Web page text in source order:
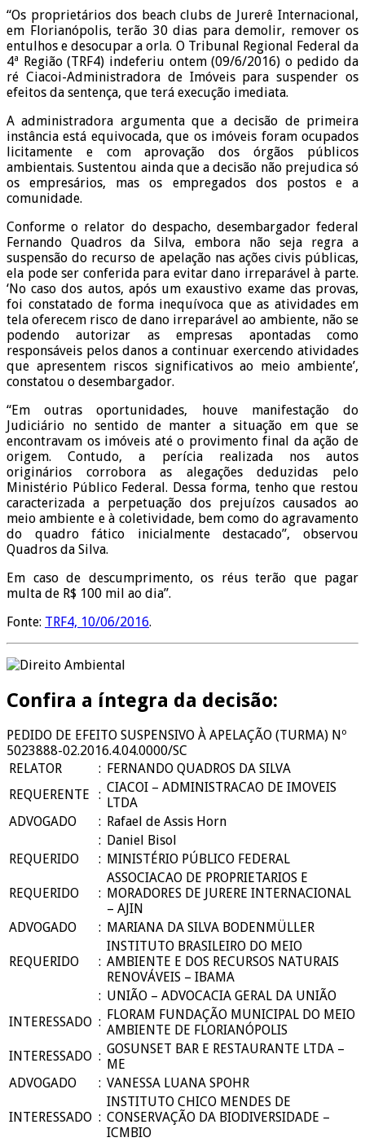
“Os proprietários dos beach clubs de Jurerê Internacional,
em Florianópolis, terão 30 dias para demolir, remover os
entulhos e desocupar a orla. O Tribunal Regional Federal da
4ª Região (TRF4) indeferiu ontem (09/6/2016) o pedido da
ré Ciacoi-Administradora de Imóveis para suspender os
efeitos da sentença, que terá execução imediata.
A administradora argumenta que a decisão de primeira
instância está equivocada, que os imóveis foram ocupados
licitamente e com aprovação dos órgãos públicos
ambientais. Sustentou ainda que a decisão não prejudica só
os empresários, mas os empregados dos postos e a
comunidade.
Conforme o relator do despacho, desembargador federal
Fernando Quadros da Silva, embora não seja regra a
suspensão do recurso de apelação nas ações civis públicas,
ela pode ser conferida para evitar dano irreparável à parte.
‘No caso dos autos, após um exaustivo exame das provas,
foi constatado de forma inequívoca que as atividades em
tela oferecem risco de dano irreparável ao ambiente, não se
podendo autorizar as empresas apontadas como
responsáveis pelos danos a continuar exercendo atividades
que apresentem riscos significativos ao meio ambiente’,
constatou o desembargador.
“Em outras oportunidades, houve manifestação do
Judiciário no sentido de manter a situação em que se
encontravam os imóveis até o provimento final da ação de
origem. Contudo, a perícia realizada nos autos
originários corrobora as alegações deduzidas pelo
Ministério Público Federal. Dessa forma, tenho que restou
caracterizada a perpetuação dos prejuízos causados ao
meio ambiente e à coletividade, bem como do agravamento
do quadro fático inicialmente destacado”, observou
Quadros da Silva.
Em caso de descumprimento, os réus terão que pagar
multa de R$ 100 mil ao dia”.
Fonte: TRF4, 10/06/2016.
Confira a íntegra da decisão:
PEDIDO DE EFEITO SUSPENSIVO À APELAÇÃO (TURMA) Nº
5023888-02.2016.4.04.0000/SC
RELATOR
: FERNANDO QUADROS DA SILVA
REQUERENTE
: CIACOI – ADMINISTRACAO DE IMOVEIS
LTDA
ADVOGADO
: Rafael de Assis Horn
: Daniel Bisol
REQUERIDO
: MINISTÉRIO PÚBLICO FEDERAL
REQUERIDO :
ASSOCIACAO DE PROPRIETARIOS E
MORADORES DE JURERE INTERNACIONAL
– AJIN
ADVOGADO
: MARIANA DA SILVA BODENMÜLLER
REQUERIDO :
INSTITUTO BRASILEIRO DO MEIO
AMBIENTE E DOS RECURSOS NATURAIS
RENOVÁVEIS – IBAMA
: UNIÃO – ADVOCACIA GERAL DA UNIÃO
INTERESSADO : FLORAM FUNDAÇÃO MUNICIPAL DO MEIO
AMBIENTE DE FLORIANÓPOLIS
INTERESSADO : GOSUNSET BAR E RESTAURANTE LTDA –
ME
ADVOGADO
: VANESSA LUANA SPOHR
INTERESSADO :
INSTITUTO CHICO MENDES DE
CONSERVAÇÃO DA BIODIVERSIDADE –
ICMBIO